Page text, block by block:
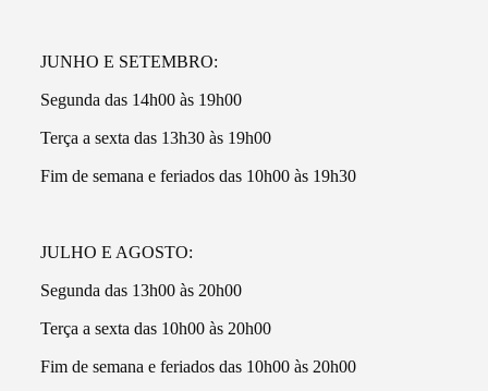
JUNHO E SETEMBRO:
Segunda das 14h00 às 19h00
Terça a sexta das 13h30 às 19h00
Fim de semana e feriados das 10h00 às 19h30
JULHO E AGOSTO:
Segunda das 13h00 às 20h00
Terça a sexta das 10h00 às 20h00
Fim de semana e feriados das 10h00 às 20h00